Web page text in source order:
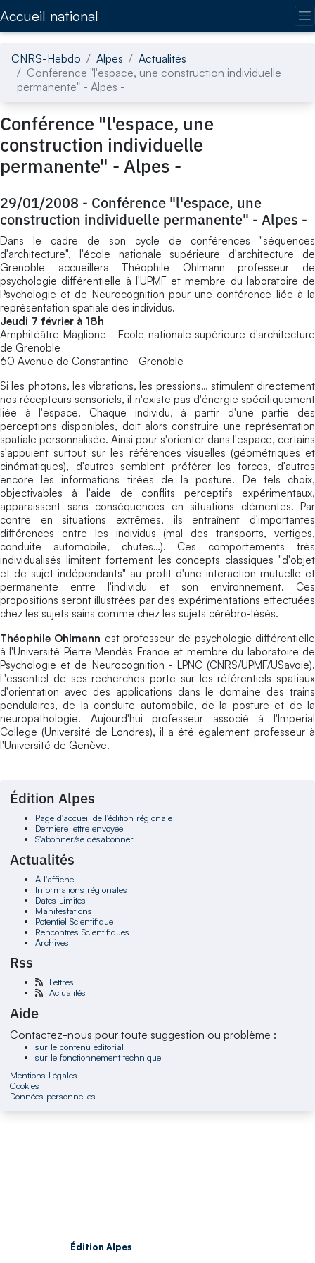
Accueil national
CNRS-Hebdo Alpes
Actualités
Conférence "l'espace, une construction individuelle
permanente" - Alpes -
Conférence "l'espace, une
construction individuelle
permanente" - Alpes -
29/01/2008 - Conférence "l'espace, une
construction individuelle permanente" - Alpes -
Dans le cadre de son cycle de conférences "séquences
d'architecture", l'école nationale supérieure d'architecture de
Grenoble accueillera Théophile Ohlmann professeur de
psychologie différentielle à l'UPMF et membre du laboratoire de
Psychologie et de Neurocognition pour une conférence liée à la
représentation spatiale des individus.
Jeudi 7 février à 18h
Amphitéâtre Maglione - Ecole nationale supérieure d'architecture
de Grenoble
60 Avenue de Constantine - Grenoble
Si les photons, les vibrations, les pressions… stimulent directement
nos récepteurs sensoriels, il n'existe pas d'énergie spécifiquement
liée à l'espace. Chaque individu, à partir d'une partie des
perceptions disponibles, doit alors construire une représentation
spatiale personnalisée. Ainsi pour s'orienter dans l'espace, certains
s'appuient surtout sur les références visuelles (géométriques et
cinématiques), d'autres semblent préférer les forces, d'autres
encore les informations tirées de la posture. De tels choix,
objectivables à l'aide de conflits perceptifs expérimentaux,
apparaissent sans conséquences en situations clémentes. Par
contre en situations extrêmes, ils entraînent d'importantes
différences entre les individus (mal des transports, vertiges,
conduite automobile, chutes…). Ces comportements très
individualisés limitent fortement les concepts classiques "d'objet
et de sujet indépendants" au profit d'une interaction mutuelle et
permanente entre l'individu et son environnement. Ces
propositions seront illustrées par des expérimentations effectuées
chez les sujets sains comme chez les sujets cérébro-lésés.
Théophile Ohlmann est professeur de psychologie différentielle
à l'Université Pierre Mendès France et membre du laboratoire de
Psychologie et de Neurocognition - LPNC (CNRS/UPMF/USavoie).
L'essentiel de ses recherches porte sur les référentiels spatiaux
d'orientation avec des applications dans le domaine des trains
pendulaires, de la conduite automobile, de la posture et de la
neuropathologie. Aujourd'hui professeur associé à l'Imperial
College (Université de Londres), il a été également professeur à
l'Université de Genève.
Édition Alpes
Page d'accueil de l'édition régionale
Dernière lettre envoyée
S'abonner/se désabonner
Actualités
À l'affiche
Informations régionales
Dates Limites
Manifestations
Potentiel Scientifique
Rencontres Scientifiques
Archives
Rss
Lettres
Actualités
Aide
Contactez-nous pour toute suggestion ou problème :
sur le contenu éditorial
sur le fonctionnement technique
Mentions Légales
Cookies
Données personnelles
Édition Alpes